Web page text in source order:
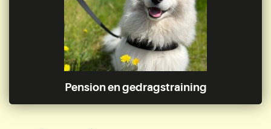
Pension en gedragstraining